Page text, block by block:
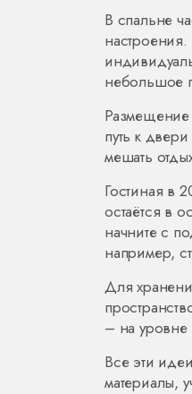
В спальне
небольшое
Размещение
путь к
мешать
Гостиная в
остаётся в
начните с
например,
Для
– на уровне
Все эти
материалы,